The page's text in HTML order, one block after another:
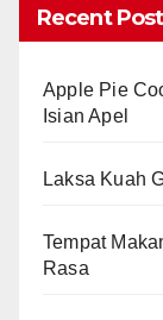
Recent
Apple Pie
Isian Apel
Laksa Kuah
Tempat
Rasa